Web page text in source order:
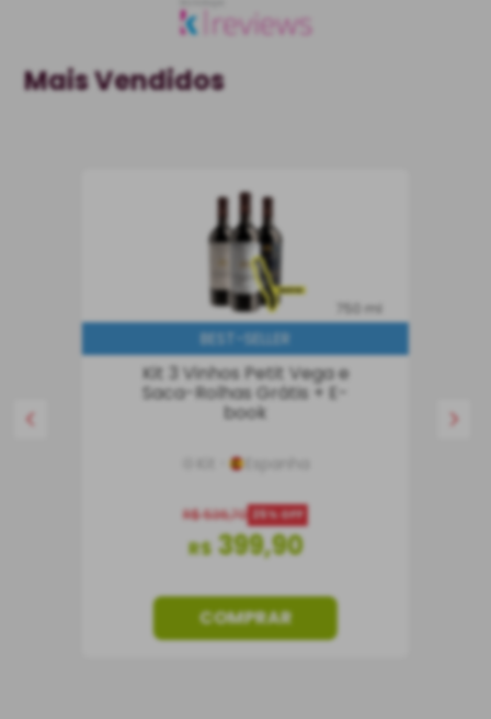
Mais Vendidos
750 ml
BEST-SELLER
Kit 3 Vinhos Petit Vega e
Saca-Rolhas Grátis + E-
book
Espanha
R$536,70 25% OFF
R$ 399,90
COMPRAR